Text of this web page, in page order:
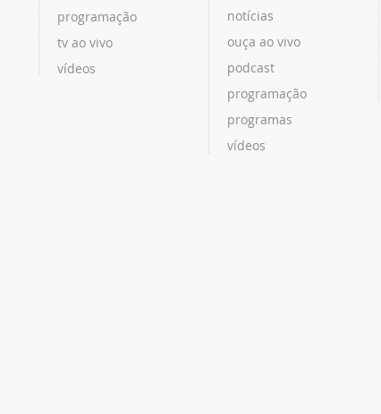
programação
tv ao vivo
vídeos
notícias
ouça ao vivo
podcast
programação
programas
vídeos